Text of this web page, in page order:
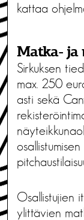
kattaa
Matka- ja
Sirkuksen
max. 250
asti sekä
Osallistujien
ylittävien